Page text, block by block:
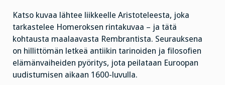
Katso kuvaa lähtee liikkeelle Aristoteleesta, joka
tarkastelee Homeroksen rintakuvaa – ja tätä
kohtausta maalaavasta Rembrantista. Seurauksena
on hillittömän letkeä antiikin tarinoiden ja filosofien
elämänvaiheiden pyöritys, jota peilataan Euroopan
uudistumisen aikaan 1600-luvulla.